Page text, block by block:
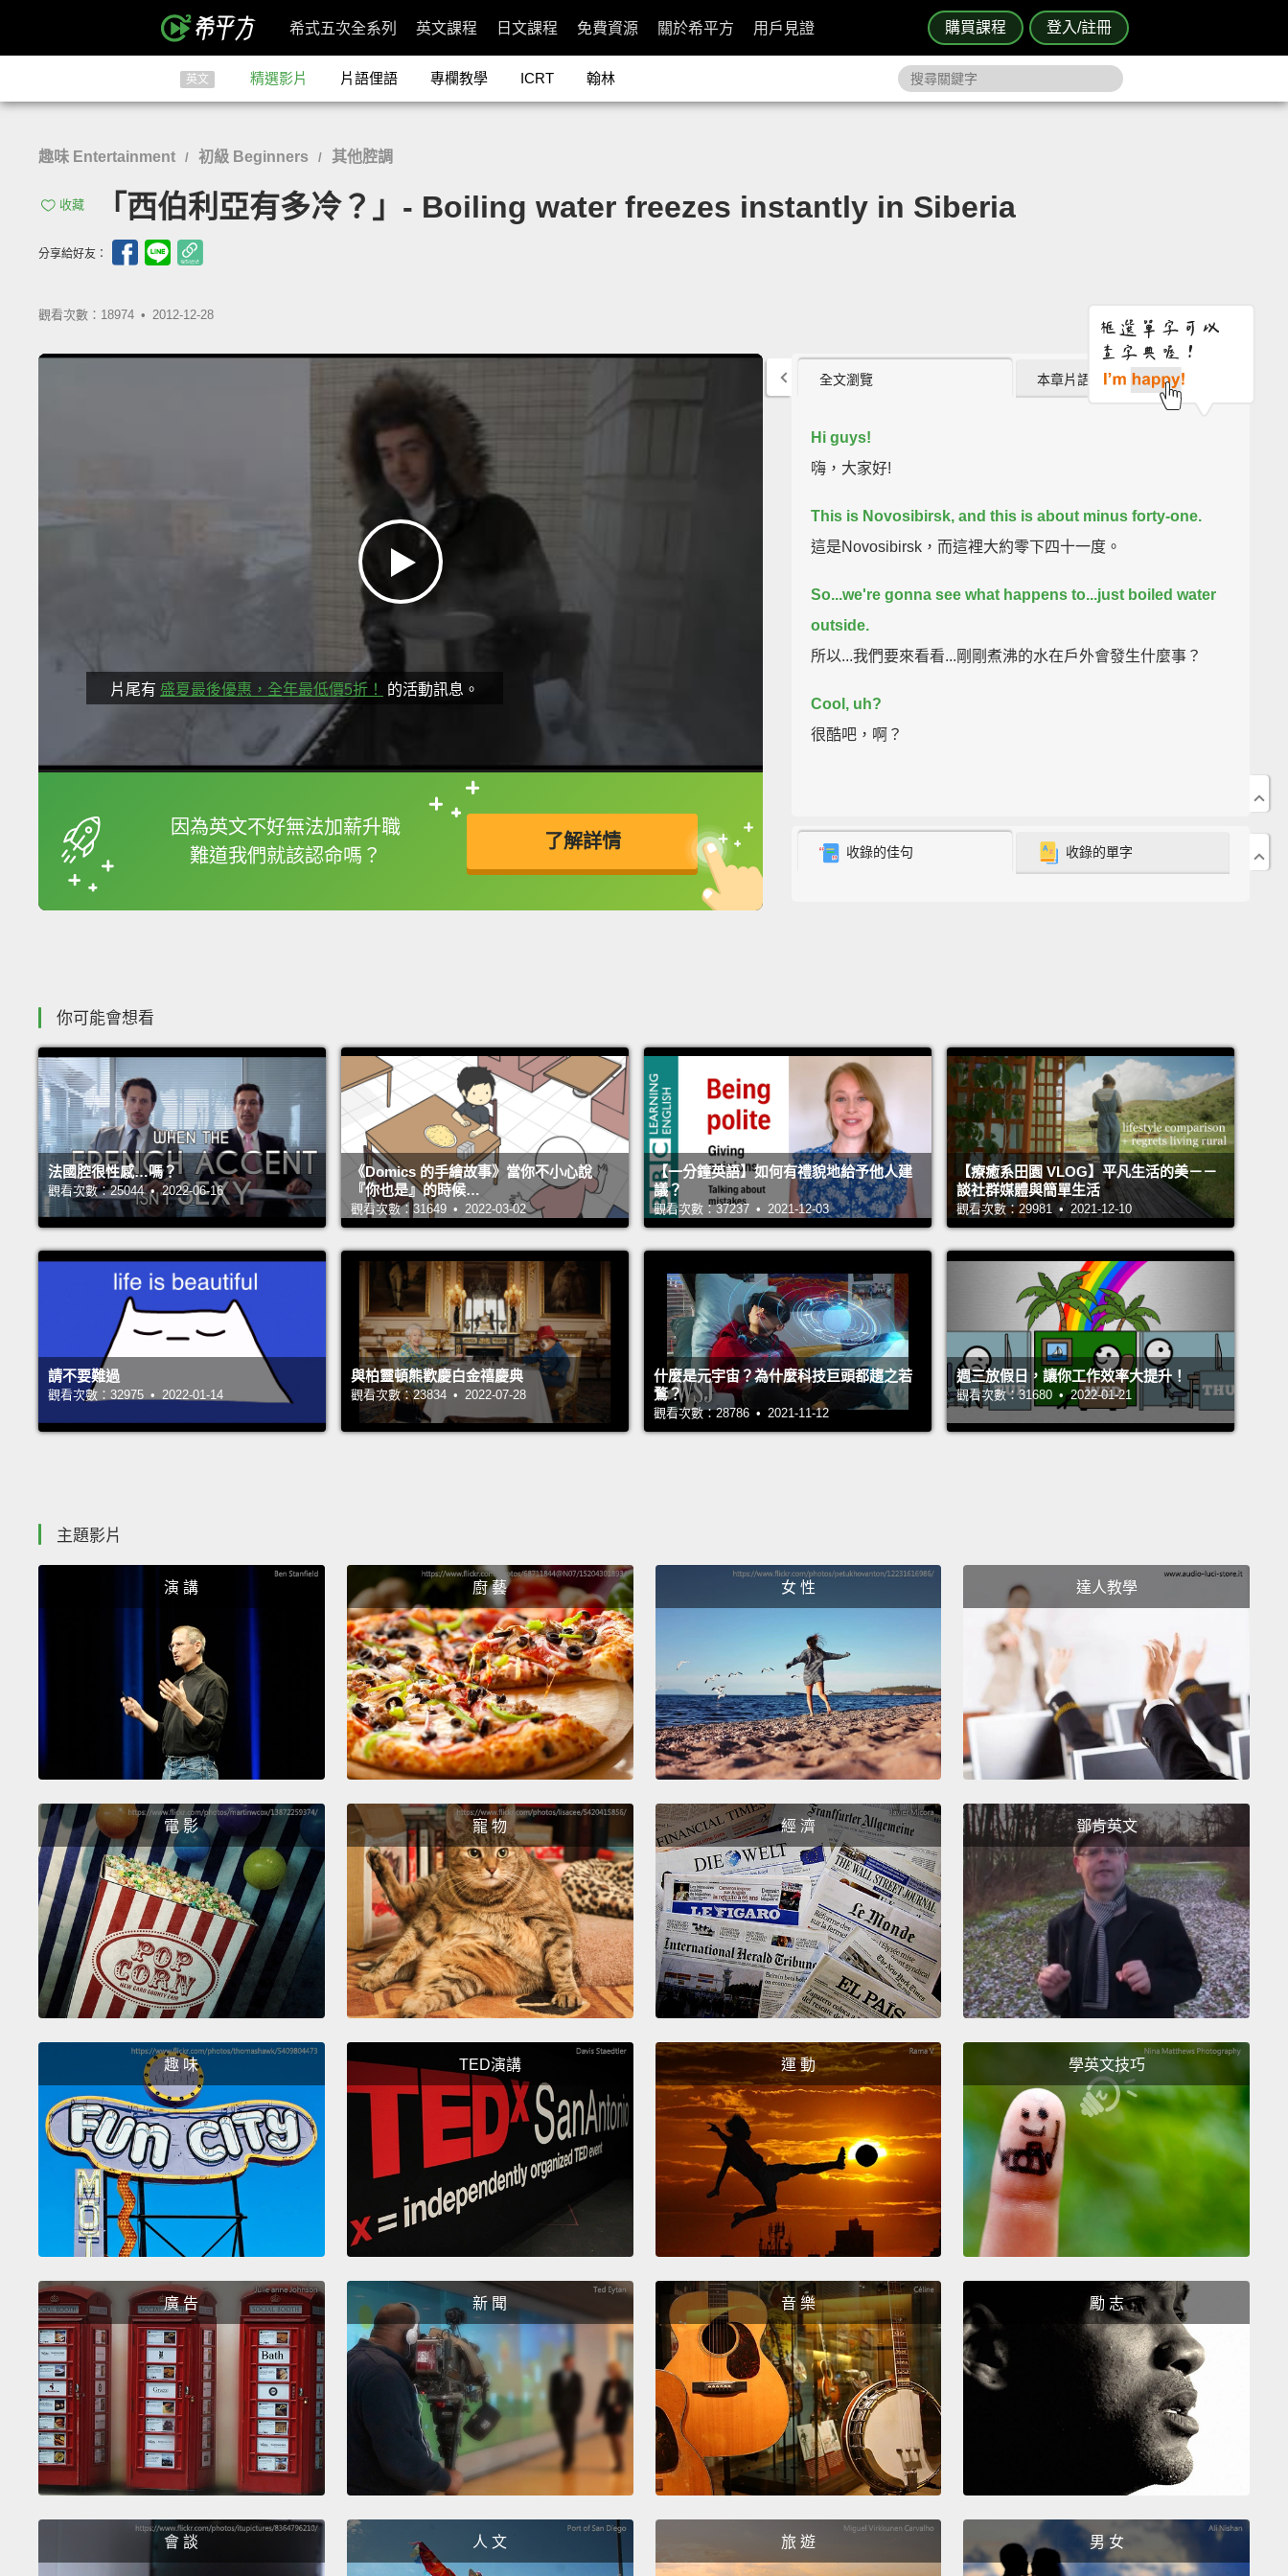
購買課程 登入/註冊
希式五次全系列 英文課程 日文課程 免費資源 關於希平方 用戶見證
英文 精選影片 片語俚語 專欄教學 ICRT 翰林
趣味 Entertainment / 初級 Beginners / 其他腔調
收藏 「西伯利亞有多冷？」- Boiling water freezes instantly in Siberia
分享給好友：
觀看次數：18974 • 2012-12-28
片尾有 盛夏最後優惠，全年最低價5折！ 的活動訊息。
因為英文不好無法加薪升職
難道我們就該認命嗎？
了解詳情
框選或點兩下字幕可以直接查字典喔！
英
全文瀏覽 本章片語 (0)
Hi guys!
嗨，大家好!
This is Novosibirsk, and this is about minus forty-one.
這是Novosibirsk，而這裡大約零下四十一度。
So...we're gonna see what happens to...just boiled water
outside.
所以...我們要來看看...剛剛煮沸的水在戶外會發生什麼事？
Cool, uh?
很酷吧，啊？
收錄的佳句 收錄的單字
你可能會想看
法國腔很性感…嗎？
觀看次數：25044 • 2022-06-16
《Domics 的手繪故事》當你不小心說
『你也是』的時候…
觀看次數：31649 • 2022-03-02
【一分鐘英語】如何有禮貌地給予他人建
議？
觀看次數：37237 • 2021-12-03
【療癒系田園 VLOG】平凡生活的美－－
談社群媒體與簡單生活
觀看次數：29981 • 2021-12-10
請不要難過
觀看次數：32975 • 2022-01-14
與柏靈頓熊歡慶白金禧慶典
觀看次數：23834 • 2022-07-28
什麼是元宇宙？為什麼科技巨頭都趨之若
鶩？
觀看次數：28786 • 2021-11-12
週三放假日，讓你工作效率大提升！
觀看次數：31680 • 2022-01-21
主題影片
演 講 廚 藝 女 性 達人教學
電 影 寵 物 經 濟 鄧肯英文
趣 味 TED演講 運 動 學英文技巧
廣 告 新 聞 音 樂 勵 志
會 談 人 文 旅 遊 男 女